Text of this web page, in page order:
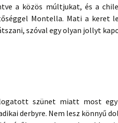
a közös múltjukat, és a
Montella. Mati a keret
szóval egy olyan jollyt
szünet miatt most
derbyre. Nem lesz könnyű